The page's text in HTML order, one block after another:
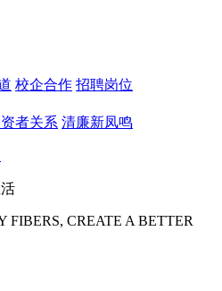
校企合作 招聘岗位
者关系 清廉新凤鸣
CREATE A BETTER